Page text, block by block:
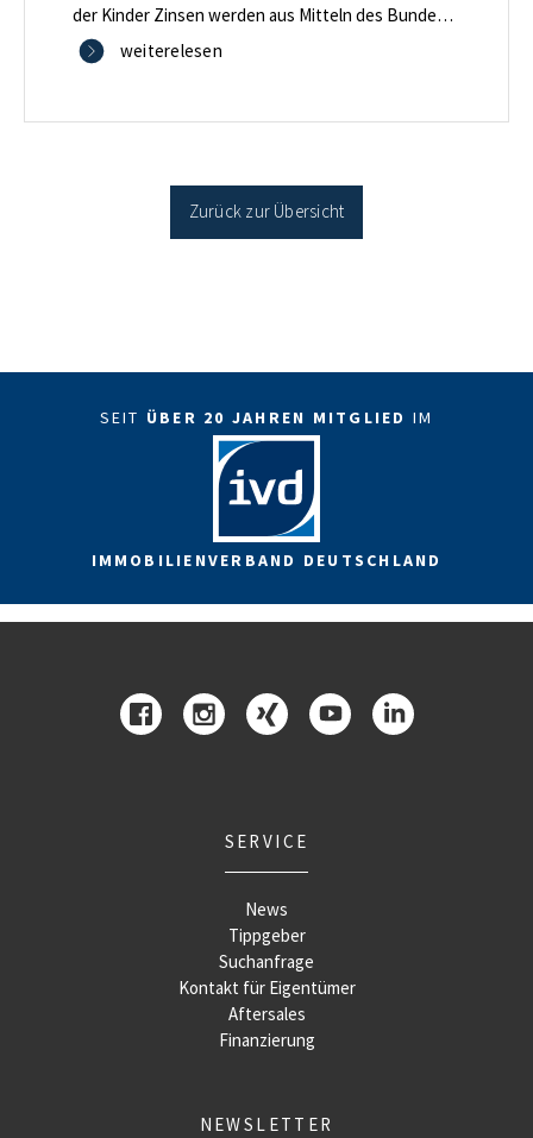
der Kinder Zinsen werden aus Mitteln des Bundes
verbilligt: Heutiger Zins bei 0,53 Prozent effektiv bei
Antragstellende verpflichten sich zu energetischer
Sanierung in Einzelmaßnahmen […]
weiterelesen
Zurück zur Übersicht
SEIT ÜBER 20 JAHREN MITGLIED IM
IMMOBILIENVERBAND DEUTSCHLAND
SERVICE
News
Tippgeber
Suchanfrage
Kontakt für Eigentümer
Aftersales
Finanzierung
NEWSLETTER